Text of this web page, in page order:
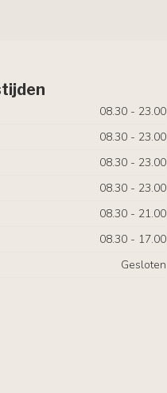
08.30 - 23.00
08.30 - 23.00
08.30 - 23.00
08.30 - 23.00
08.30 - 21.00
08.30 - 17.00
Gesloten